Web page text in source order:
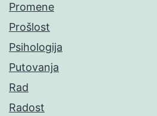
Promene
Prošlost
Psihologija
Putovanja
Rad
Radost